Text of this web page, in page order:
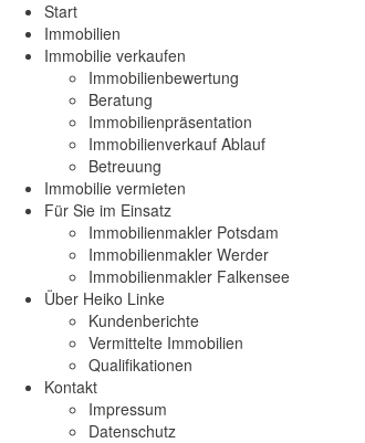
Start
Immobilien
Immobilie verkaufen
Immobilienbewertung
Beratung
Immobilienpräsentation
Immobilienverkauf Ablauf
Betreuung
Immobilie vermieten
Für Sie im Einsatz
Immobilienmakler Potsdam
Immobilienmakler Werder
Immobilienmakler Falkensee
Über Heiko Linke
Kundenberichte
Vermittelte Immobilien
Qualifikationen
Kontakt
Impressum
Datenschutz